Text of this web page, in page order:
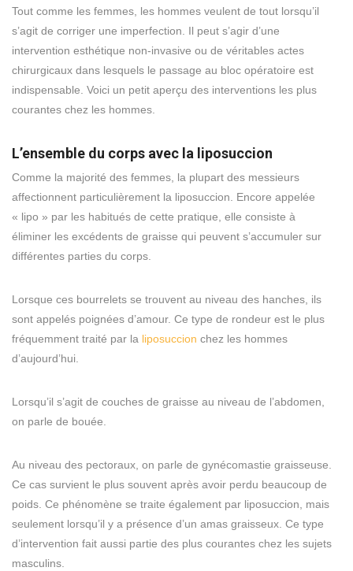
Tout comme les femmes, les hommes veulent de tout lorsqu’il
s’agit de corriger une imperfection. Il peut s’agir d’une
intervention esthétique non-invasive ou de véritables actes
chirurgicaux dans lesquels le passage au bloc opératoire est
indispensable. Voici un petit aperçu des interventions les plus
courantes chez les hommes.
L’ensemble du corps avec la liposuccion
Comme la majorité des femmes, la plupart des messieurs
affectionnent particulièrement la liposuccion. Encore appelée
« lipo » par les habitués de cette pratique, elle consiste à
éliminer les excédents de graisse qui peuvent s’accumuler sur
différentes parties du corps.
Lorsque ces bourrelets se trouvent au niveau des hanches, ils
sont appelés poignées d’amour. Ce type de rondeur est le plus
fréquemment traité par la liposuccion chez les hommes
d’aujourd’hui.
Lorsqu’il s’agit de couches de graisse au niveau de l’abdomen,
on parle de bouée.
Au niveau des pectoraux, on parle de gynécomastie graisseuse.
Ce cas survient le plus souvent après avoir perdu beaucoup de
poids. Ce phénomène se traite également par liposuccion, mais
seulement lorsqu’il y a présence d’un amas graisseux. Ce type
d’intervention fait aussi partie des plus courantes chez les sujets
masculins.